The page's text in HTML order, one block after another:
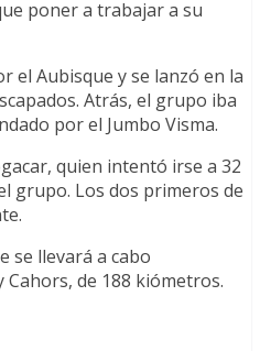
poner a trabajar a su
el Aubisque y se lanzó en la
Atrás, el grupo iba
por el Jumbo Visma.
quien intentó irse a 32
grupo. Los dos primeros de
se llevará a cabo
de 188 kiómetros.